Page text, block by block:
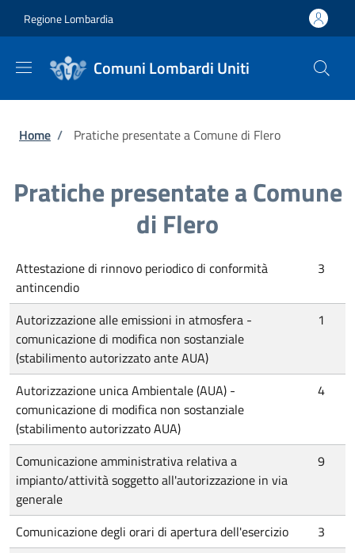
Regione Lombardia
Comuni Lombardi Uniti
Briciole di pane
Home / Pratiche presentate a Comune di Flero
Pratiche presentate a Comune
di Flero
Attestazione di rinnovo periodico di conformità
antincendio
3
Autorizzazione alle emissioni in atmosfera -
comunicazione di modifica non sostanziale
(stabilimento autorizzato ante AUA)
1
Autorizzazione unica Ambientale (AUA) -
comunicazione di modifica non sostanziale
(stabilimento autorizzato AUA)
4
Comunicazione amministrativa relativa a
impianto/attività soggetto all'autorizzazione in via
generale
9
Comunicazione degli orari di apertura dell'esercizio
3